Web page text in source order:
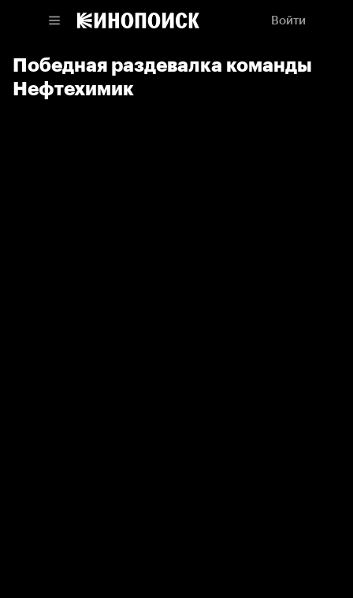
Войти
Победная раздевалка команды
Нефтехимик